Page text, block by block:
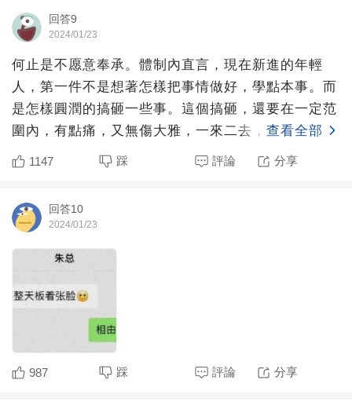
回答9
2024/01/23
何止是不愿意奉承。體制內直言，現在新進的年輕
人，第一件不是想著怎樣把事情做好，學點本事。而
是怎樣圓潤的搞砸一些事。這個搞砸，還要在一定范
圍內，有點痛，又無傷大雅，一來二去，讓直屬領導
不再指望你。行測七
查看全部
1147 踩 評論 分享
回答10
2024/01/23
987 踩 評論 分享